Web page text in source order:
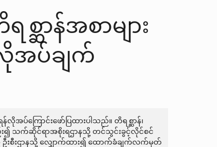
ဆာန်အစာများ
အပ်ချက်
ြောင်းဖော်ပြထားပါသည်။ တိရစ္ဆာန်၊
၍ သက်ဆိုင်ရာအစိုးရဌာနသို့ တင်သွင်းခွင့်လိုင်စင်
းစီးဌာနသို့ လျှောက်ထား၍ ထောက်ခံချက်လက်မှတ်